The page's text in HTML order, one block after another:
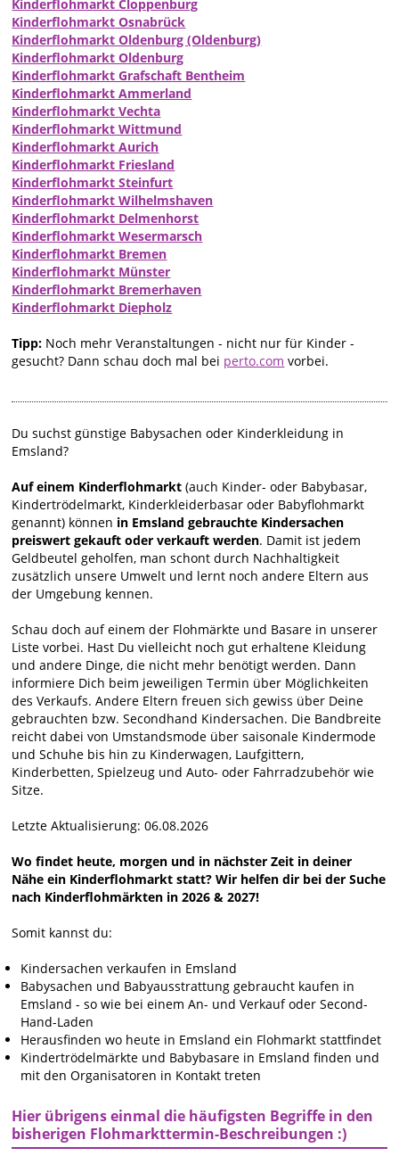
Kinderflohmarkt Cloppenburg
Kinderflohmarkt Osnabrück
Kinderflohmarkt Oldenburg (Oldenburg)
Kinderflohmarkt Oldenburg
Kinderflohmarkt Grafschaft Bentheim
Kinderflohmarkt Ammerland
Kinderflohmarkt Vechta
Kinderflohmarkt Wittmund
Kinderflohmarkt Aurich
Kinderflohmarkt Friesland
Kinderflohmarkt Steinfurt
Kinderflohmarkt Wilhelmshaven
Kinderflohmarkt Delmenhorst
Kinderflohmarkt Wesermarsch
Kinderflohmarkt Bremen
Kinderflohmarkt Münster
Kinderflohmarkt Bremerhaven
Kinderflohmarkt Diepholz
Tipp: Noch mehr Veranstaltungen - nicht nur für Kinder -
gesucht? Dann schau doch mal bei perto.com vorbei.
Du suchst günstige Babysachen oder Kinderkleidung in
Emsland?
Auf einem Kinderflohmarkt (auch Kinder- oder Babybasar,
Kindertrödelmarkt, Kinderkleiderbasar oder Babyflohmarkt
genannt) können in Emsland gebrauchte Kindersachen
preiswert gekauft oder verkauft werden. Damit ist jedem
Geldbeutel geholfen, man schont durch Nachhaltigkeit
zusätzlich unsere Umwelt und lernt noch andere Eltern aus
der Umgebung kennen.
Schau doch auf einem der Flohmärkte und Basare in unserer
Liste vorbei. Hast Du vielleicht noch gut erhaltene Kleidung
und andere Dinge, die nicht mehr benötigt werden. Dann
informiere Dich beim jeweiligen Termin über Möglichkeiten
des Verkaufs. Andere Eltern freuen sich gewiss über Deine
gebrauchten bzw. Secondhand Kindersachen. Die Bandbreite
reicht dabei von Umstandsmode über saisonale Kindermode
und Schuhe bis hin zu Kinderwagen, Laufgittern,
Kinderbetten, Spielzeug und Auto- oder Fahrradzubehör wie
Sitze.
Letzte Aktualisierung: 06.08.2026
Wo findet heute, morgen und in nächster Zeit in deiner
Nähe ein Kinderflohmarkt statt? Wir helfen dir bei der Suche
nach Kinderflohmärkten in 2026 & 2027!
Somit kannst du:
Kindersachen verkaufen in Emsland
Babysachen und Babyausstrattung gebraucht kaufen in
Emsland - so wie bei einem An- und Verkauf oder Second-
Hand-Laden
Herausfinden wo heute in Emsland ein Flohmarkt stattfindet
Kindertrödelmärkte und Babybasare in Emsland finden und
mit den Organisatoren in Kontakt treten
Hier übrigens einmal die häufigsten Begriffe in den
bisherigen Flohmarkttermin-Beschreibungen :)